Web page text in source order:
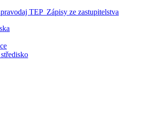
TEP Zápisy ze zastupitelstva